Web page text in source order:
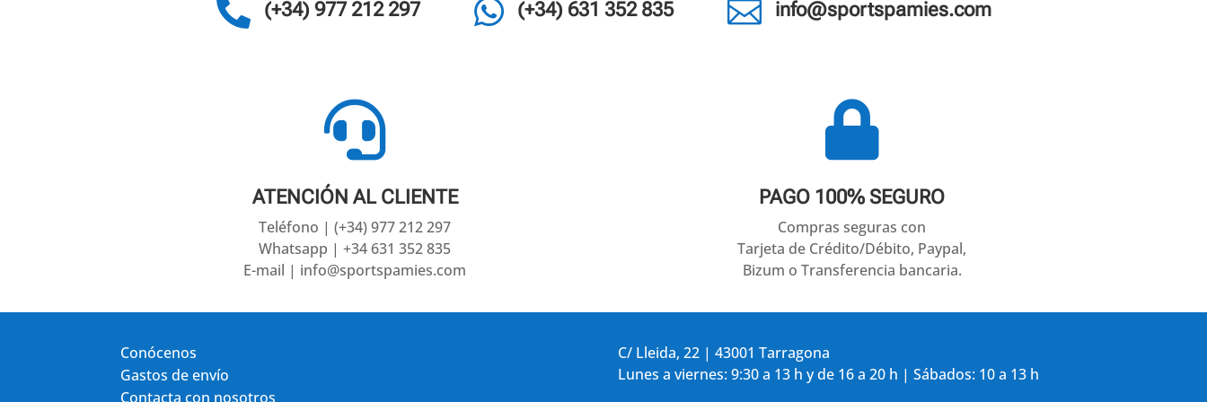
 (+34) 977 212 297  (+34) 631 352 835  info@sportspamies.com

ATENCIÓN AL CLIENTE
Teléfono | (+34) 977 212 297
Whatsapp | +34 631 352 835
E-mail | info@sportspamies.com

PAGO 100% SEGURO
Compras seguras con
Tarjeta de Crédito/Débito, Paypal,
Bizum o Transferencia bancaria.
Conócenos
Gastos de envío
Contacta con nosotros
C/ Lleida, 22 | 43001 Tarragona
Lunes a viernes: 9:30 a 13 h y de 16 a 20 h | Sábados: 10 a 13 h